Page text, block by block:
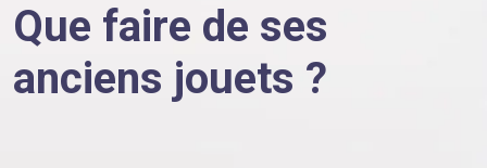
Que faire de ses
anciens jouets ?